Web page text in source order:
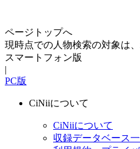
ページトップへ
現時点での人物検索の対象は
スマートフォン版
|
PC版
CiNiiについて
CiNiiについて
収録データベース